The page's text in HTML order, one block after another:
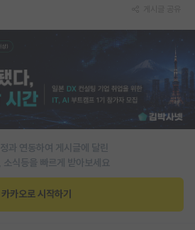
과 연동하여 게시글에 달린
소식등을 빠르게 받아보세요
카카오로 시작하기